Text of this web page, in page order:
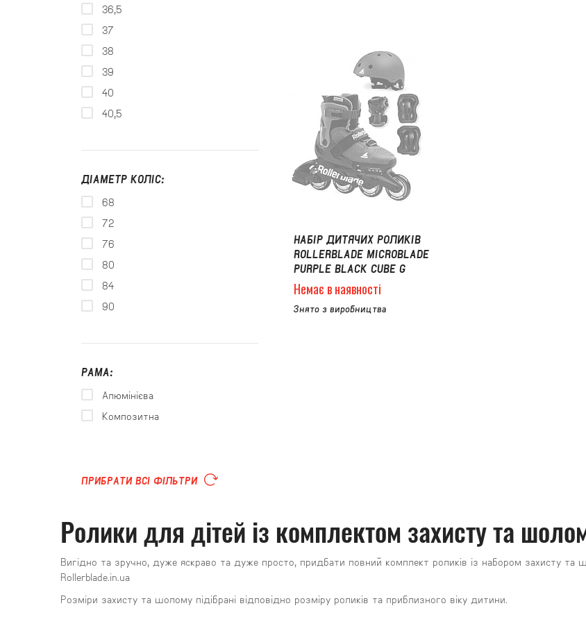
36,5
37
38
39
40
40,5
ДІАМЕТР КОЛІС:
68
72
76
80
84
90
РАМА:
Алюмінієва
Композитна
ПРИБРАТИ ВСІ ФІЛЬТРИ
НАБІР ДИТЯЧИХ РОЛИКІВ
ROLLERBLADE MICROBLADE
PURPLE BLACK CUBE G
Немає в наявності
Знято з виробництва
Ролики для дітей із комплектом захисту та
Вигідно та зручно, дуже яскраво та дуже просто, придбати повний комплект роликів із набором захисту
Rollerblade.in.ua
Розміри захисту та шолому підібрані відповідно розміру роликів та приблизного віку дитини.